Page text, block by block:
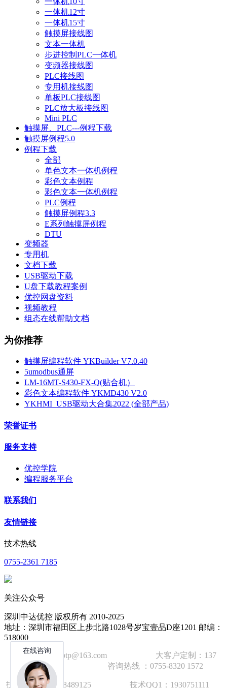
一体机12寸
一体机15寸
触摸屏接线图
文本一体机
步进控制PLC一体机
变频器接线图
PLC接线图
专用机接线图
单板PLC接线图
PLC放大板接线图
Mini PLC
触摸屏、PLC---例程下载
触摸屏例程5.0
例程下载
全部
单色文本一体机例程
彩色文本例程
彩色文本一体机例程
PLC例程
触摸屏例程3.3
E系列触摸屏例程
DTU
变频器
专用机
文档下载
USB驱动下载
U盘下载教程案例
优控网盘资料
视频教程
组态在线帮助文档
为你推荐
触摸屏编程软件 YKBuilder V7.0.40
5umodbus通屏
LM-16MT-S430-FX-Q(贴合机）
彩色文本编程软件 YKMD430 V2.0
YKHMI_USB驱动大合集2022 (全部产品)
荣誉证书
服务支持
优控学院
编程服务平台
联系我们
友情链接
技术热线
0755-2361 7185
关注公众号
深圳中达优控 版权所有 2010-2025
地址：深圳市福田区上步北路1028号岁宝壹品D座1201 邮编：
518000
技术邮箱：wzbtp@163.com 大客户定制：137
1392 2586 咨询热线 ：0755-8320 1572
技术手机：18928489125 技术QQ1：1930751111